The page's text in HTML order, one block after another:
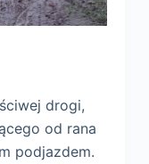
drogi,
od rana
podjazdem.